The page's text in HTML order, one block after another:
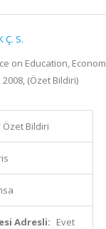
Ç. S.
on Education,
(Özet Bildiri)
Özet Bildiri
Adresli: Evet